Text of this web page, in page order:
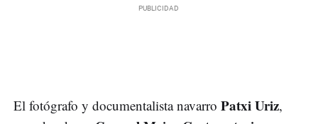
El fotógrafo y documentalista navarro Patxi Uriz,